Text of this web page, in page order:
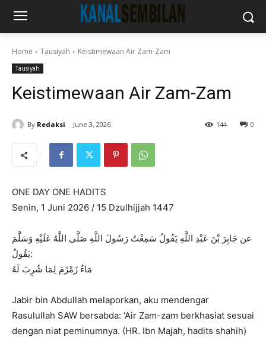
Home Tausiyah Keistimewaan Air Zam-Zam
Tausiyah
Keistimewaan Air Zam-Zam
By Redaksi June 3, 2026 0
144
ONE DAY ONE HADITS
Senin, 1 Juni 2026 / 15 Dzulhijjah 1447
عن جَابِرَ بْنَ عَبْدِ اللَّهِ يَقُولُ سَمِعْتُ رَسُولَ اللَّهِ صَلَّى اللَّهُ عَلَيْهِ وَسَلَّمَ
يَقُولُ:
مَاءُ زَمْزَمَ لِمَا شُرِبَ لَهُ
Jabir bin Abdullah melaporkan, aku mendengar
Rasulullah SAW bersabda: ‘Air Zam-zam berkhasiat sesuai
dengan niat peminumnya. (HR. Ibn Majah, hadits shahih)